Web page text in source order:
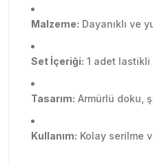
Malzeme: Dayanıklı ve
Set İçeriği: 1 adet lastikli
Tasarım: Armürlü doku,
Kullanım: Kolay serilme